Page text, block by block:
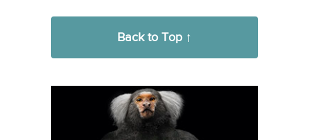
Back to Top ↑